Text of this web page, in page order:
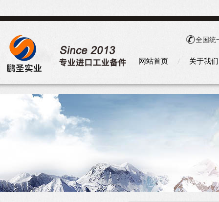
全国统
网站首页 关于我们